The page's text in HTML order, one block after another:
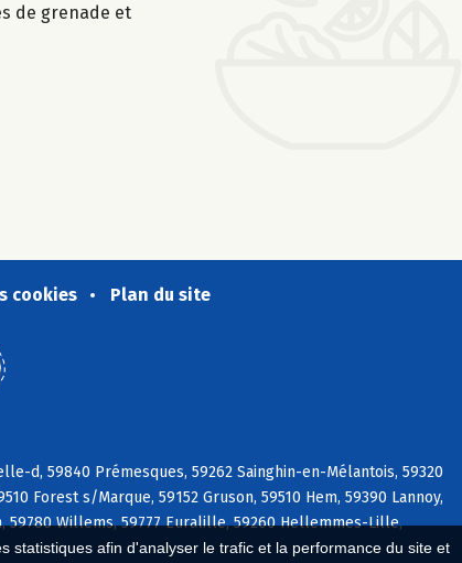
statistiques afin d'analyser le trafic et la performance du site et
de grenade et
cookies Plan du site
d, 59840 Prémesques, 59262 Sainghin-en-Mélantois, 59320
Forest s/Marque, 59152 Gruson, 59510 Hem, 59390 Lannoy,
59780 Willems, 59777 Euralille, 59260 Hellemmes-Lille,